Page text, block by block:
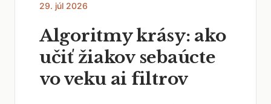
29. júl 2026
Algoritmy krásy: ako
učiť žiakov sebaúcte
vo veku ai filtrov